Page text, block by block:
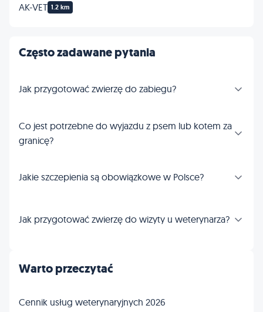
AK-VET 1.2 km
Często zadawane pytania
Jak przygotować zwierzę do zabiegu?
Co jest potrzebne do wyjazdu z psem lub kotem za
granicę?
Jakie szczepienia są obowiązkowe w Polsce?
Jak przygotować zwierzę do wizyty u weterynarza?
Warto przeczytać
Cennik usług weterynaryjnych 2026